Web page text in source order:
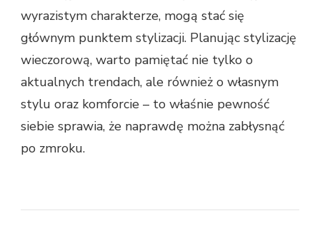
wyrazistym charakterze, mogą stać się
głównym punktem stylizacji. Planując stylizację
wieczorową, warto pamiętać nie tylko o
aktualnych trendach, ale również o własnym
stylu oraz komforcie – to właśnie pewność
siebie sprawia, że naprawdę można zabłysnąć
po zmroku.